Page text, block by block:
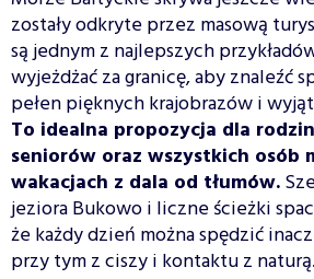
zostały odkryte przez masową
są jednym z najlepszych
wyjeżdżać za granicę, aby znaleźć
pełen pięknych krajobrazów i
To idealna propozycja dla
seniorów oraz wszystkich osób
wakacjach z dala od tłumów.
jeziora Bukowo i liczne ścieżki
że każdy dzień można spędzić
przy tym z ciszy i kontaktu z naturą.